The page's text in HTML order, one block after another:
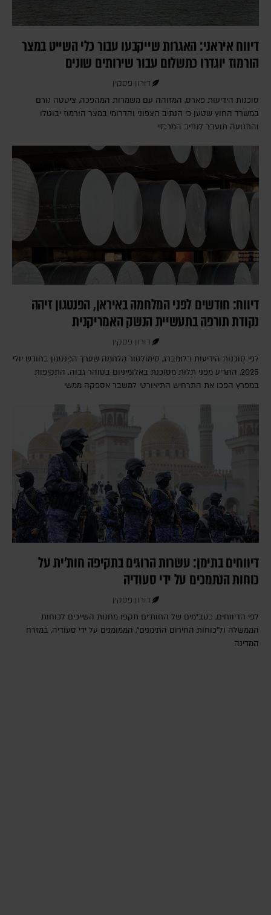
דיווח איראני: האגרות שייקבעו עבור כלי השייט במצר
הורמוז יוגדרו כתשלום עבור שירותים שונים
דורון פסקין
סוכנות הידיעות פארס, המזוהה עם משמרות המהפכה, ציטטה גורם
במשרד החוץ שטען כי הנתיב הצפוני והדרומי במצר הורמוז יבוטלו
והתנועה תועבר לנתיב המרכזי
דיווח: חודשים לפני המלחמה באיראן, הפנטגון זיהה
נקודת תורפה בתעשיית הנשק האמריקנית
דורון פסקין
לפי סוכנות הידיעות בלומברג, סימולטור מלחמה שערך הפנטגון בחודש יולי
2025, התריע מפני תלות מסוכנת באלומיניום בטוהר גבוה. התקיפות
במפרץ הפכו את התרחיש התיאורטי למשבר אספקה ממשי
דיווחים בתימן: עשרות הרוגים בתקיפה חות'ית על
כוחות הנתמכים על ידי סעודיה
דורון פסקין
לפי הדיווחים, כטב"מים של החות'ים תקפו מחנות השייכים לכוחות
הממשלה ול"כוחות החירום התימנים", הממומנים על ידי סעודיה, במזרח
המדינה